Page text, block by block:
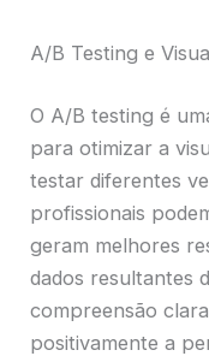
A/B Testing e
O A/B testing é
para otimizar a
testar diferentes
profissionais
geram melhores
dados resultantes
compreensão
positivamente a